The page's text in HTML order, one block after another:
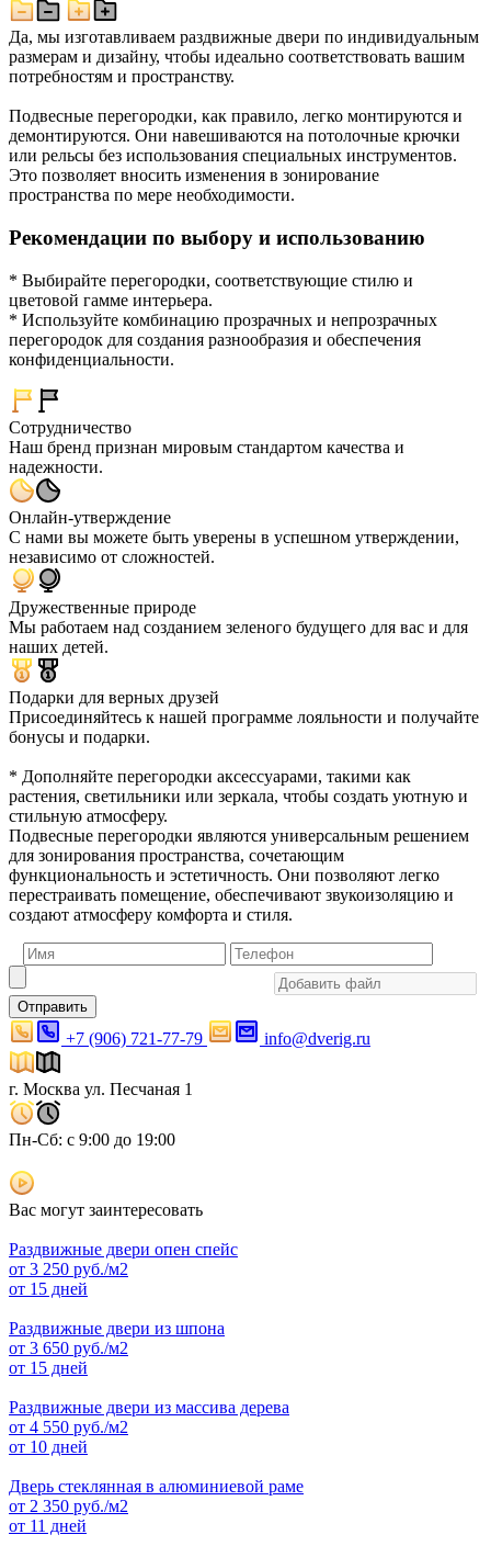
Да, мы изготавливаем раздвижные двери по индивидуальным
размерам и дизайну, чтобы идеально соответствовать вашим
потребностям и пространству.
Подвесные перегородки, как правило, легко монтируются и
демонтируются. Они навешиваются на потолочные крючки
или рельсы без использования специальных инструментов.
Это позволяет вносить изменения в зонирование
пространства по мере необходимости.
Рекомендации по выбору и использованию
* Выбирайте перегородки, соответствующие стилю и
цветовой гамме интерьера.
* Используйте комбинацию прозрачных и непрозрачных
перегородок для создания разнообразия и обеспечения
конфиденциальности.
Сотрудничество
Наш бренд признан мировым стандартом качества и
надежности.
Онлайн-утверждение
С нами вы можете быть уверены в успешном утверждении,
независимо от сложностей.
Дружественные природе
Мы работаем над созданием зеленого будущего для вас и для
наших детей.
Подарки для верных друзей
Присоединяйтесь к нашей программе лояльности и получайте
бонусы и подарки.
* Дополняйте перегородки аксессуарами, такими как
растения, светильники или зеркала, чтобы создать уютную и
стильную атмосферу.
Подвесные перегородки являются универсальным решением
для зонирования пространства, сочетающим
функциональность и эстетичность. Они позволяют легко
перестраивать помещение, обеспечивают звукоизоляцию и
создают атмосферу комфорта и стиля.
Отправить
+7 (906) 721-77-79 info@dverig.ru
г. Москва ул. Песчаная 1
Пн-Сб: с 9:00 до 19:00
Вас могут заинтересовать
Раздвижные двери опен спейс
от 3 250 руб./м2
от 15 дней
Раздвижные двери из шпона
от 3 650 руб./м2
от 15 дней
Раздвижные двери из массива дерева
от 4 550 руб./м2
от 10 дней
Дверь стеклянная в алюминиевой раме
от 2 350 руб./м2
от 11 дней